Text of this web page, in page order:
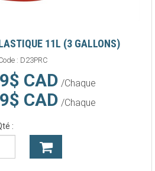
11L (3 GALLONS)
: D23PRC
CAD /Chaque
CAD /Chaque
: